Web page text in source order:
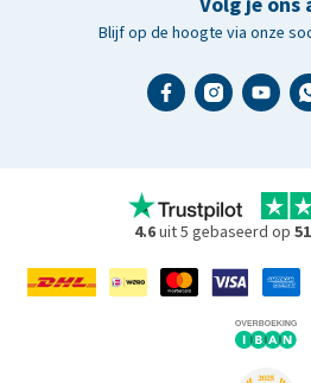
Blijf op de hoogte via onze
4.6uit 5 gebaseerd op